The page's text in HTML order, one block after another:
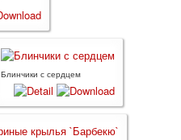
Блинчики с сердцем